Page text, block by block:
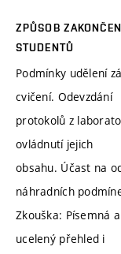
ZPŮSOB
STUDENTŮ
Podmínky udělení
cvičení. Odevzdání
protokolů z
ovládnutí jejich
obsahu. Účast na
náhradních
Zkouška: Písemná
ucelený přehled i